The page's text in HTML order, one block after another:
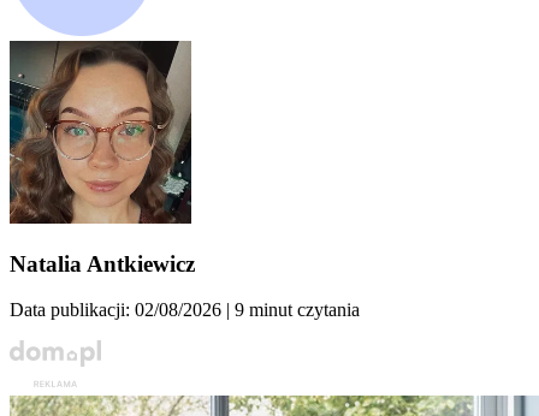
Natalia Antkiewicz
Data publikacji: 02/08/2026 | 9 minut czytania